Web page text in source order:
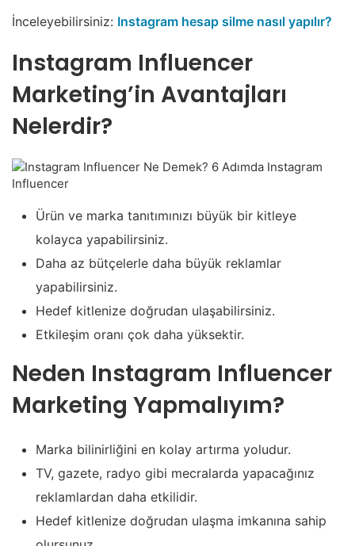
İnceleyebilirsiniz: Instagram hesap silme nasıl yapılır?
Instagram Influencer
Marketing’in Avantajları
Nelerdir?
Ürün ve marka tanıtımınızı büyük bir kitleye
kolayca yapabilirsiniz.
Daha az bütçelerle daha büyük reklamlar
yapabilirsiniz.
Hedef kitlenize doğrudan ulaşabilirsiniz.
Etkileşim oranı çok daha yüksektir.
Neden Instagram Influencer
Marketing Yapmalıyım?
Marka bilinirliğini en kolay artırma yoludur.
TV, gazete, radyo gibi mecralarda yapacağınız
reklamlardan daha etkilidir.
Hedef kitlenize doğrudan ulaşma imkanına sahip